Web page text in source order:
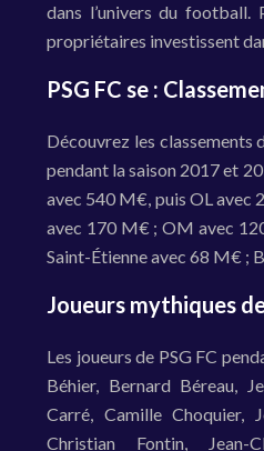
dans l’univers du football.
propriétaires investissent
PSG FC se :
Découvrez les classements
pendant la saison 2017 et
avec 540 M€, puis OL avec
avec 170 M€ ; OM avec
Saint-Étienne avec 68 M€ ;
Joueurs mythiques
Les joueurs de PSG FC
Béhier, Bernard Béreau,
Carré, Camille Choquier,
Christian Fontin, Jean-